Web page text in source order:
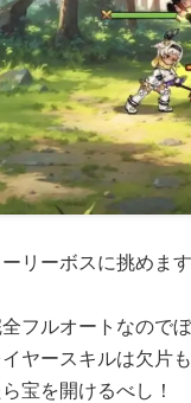
リーボスに挑めます
フルオートなので
ヤースキルは欠片
宝を開けるべし！